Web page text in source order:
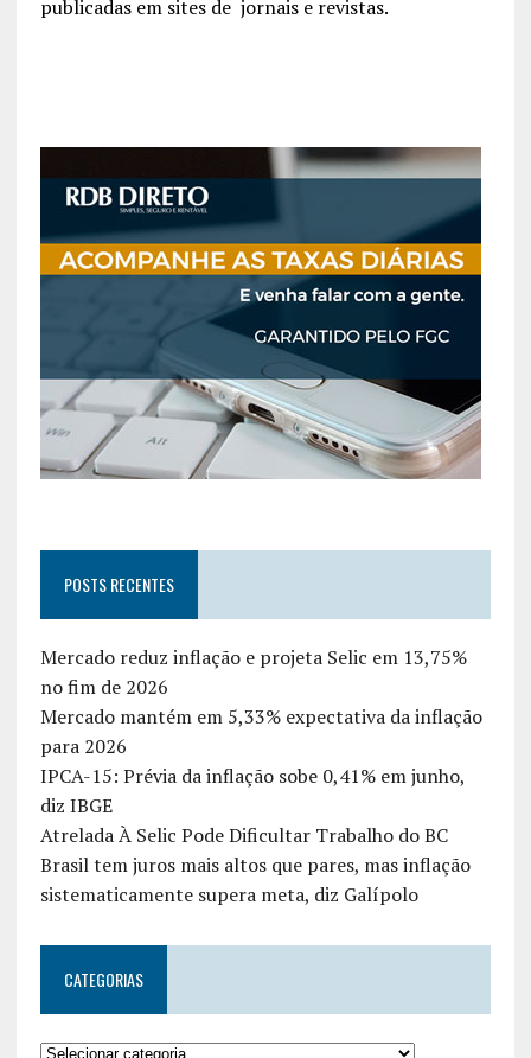
publicadas em sites de jornais e revistas.
POSTS RECENTES
Mercado reduz inflação e projeta Selic em 13,75%
no fim de 2026
Mercado mantém em 5,33% expectativa da inflação
para 2026
IPCA-15: Prévia da inflação sobe 0,41% em junho,
diz IBGE
Atrelada À Selic Pode Dificultar Trabalho do BC
Brasil tem juros mais altos que pares, mas inflação
sistematicamente supera meta, diz Galípolo
CATEGORIAS